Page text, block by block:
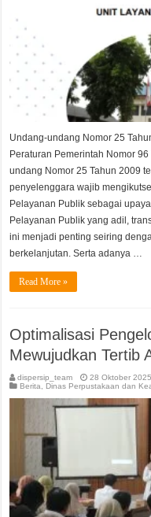
Undang-undang Nomor 25
Peraturan Pemerintah Nomor
undang Nomor 25 Tahun 2009
penyelenggara wajib
Pelayanan Publik sebagai
Pelayanan Publik yang adil,
ini menjadi penting seiring
berkelanjutan. Serta adanya …
Read More »
Optimalisasi
Mewujudkan Tertib
dispersip_team
28 Oktober 2025
Berita
Dinas Perpustakaan dan